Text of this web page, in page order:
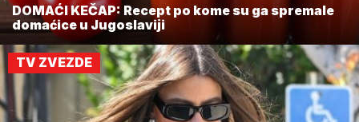
DOMAĆI KEČAP: Recept po kome su ga spremale
domaćice u Jugoslaviji
TV ZVEZDE